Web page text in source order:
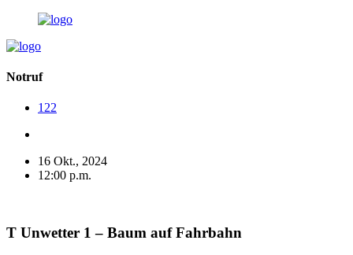
Notruf
122
16 Okt., 2024
12:00 p.m.
T Unwetter 1 – Baum auf Fahrbahn